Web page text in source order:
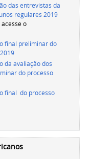
das entrevistas da
regulares 2019
o
final preliminar do
da avaliação dos
do processo
final do processo